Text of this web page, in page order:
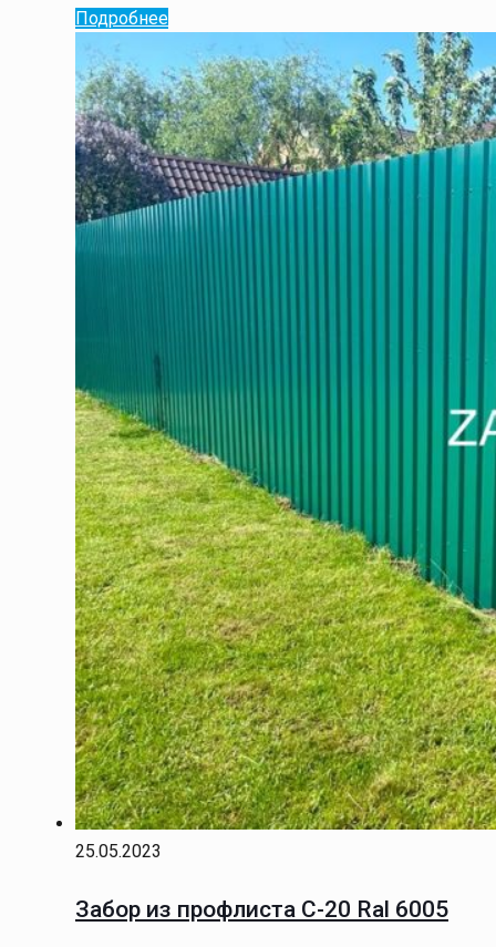
Подробнее
25.05.2023
Забор из профлиста С-20 Ral 6005